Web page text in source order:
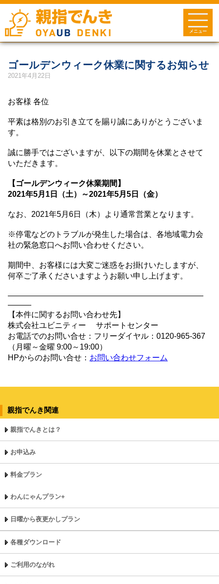
メニュー
ゴールデンウィーク休業に関するお知らせ
2021年4月22日
お客様 各位
平素は格別のお引き立てを賜り誠にありがとうございま
す。
誠に勝手ではございますが、以下の期間を休業とさせて
いただきます。
【ゴールデンウィーク休業期間】
2021年5月1日（土）～2021年5月5日（金）
なお、 2021年5 月6日（木）より通常営業となります。
※停電などのトラブルが発生した場合は、各地域電力会
社の緊急窓口へお問い合わせください。
期間中、お客様には大変ご迷惑をお掛けいたしますが、
何卒ご了承くださいますようお願い申し上げます。
—————————————————————————
———
【本件に関するお問い合わせ先】
株式会社ユビニティー サポートセンター
お電話でのお問い合せ：フリーダイヤル：0120-965-367
（月曜～金曜 9:00～ 19:00）
HPからのお問い合せ： お問い合わせフォーム
親指でんき関連
親指でんきとは？
お申込み
料金プラン
わんにゃんプラン+
日曜から夜更かしプラン
各種ダウンロード
ご利用のながれ